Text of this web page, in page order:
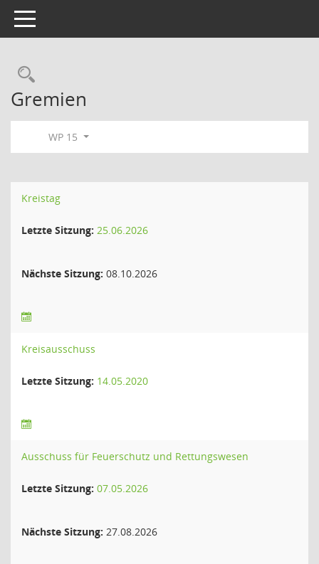
Toggle navigation
Rechercheauswahl
Gremien
WP 15
Kreistag
Letzte Sitzung: 25.06.2026
Nächste Sitzung: 08.10.2026
Kreisausschuss
Letzte Sitzung: 14.05.2020
Ausschuss für Feuerschutz und Rettungswesen
Letzte Sitzung: 07.05.2026
Nächste Sitzung: 27.08.2026